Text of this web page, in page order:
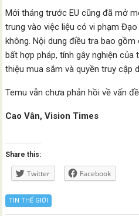
Mới tháng trước EU cũng đã mở
trung vào việc liệu có vi phạm
không. Nội dung điều tra bao
bất hợp pháp, tính gây nghiện của
thiệu mua sắm và quyền truy cập
Temu vẫn chưa phản hồi về vấn
Cao Vân, Vision Times
Share this:
Twitter Facebook
TIN THẾ GIỚI